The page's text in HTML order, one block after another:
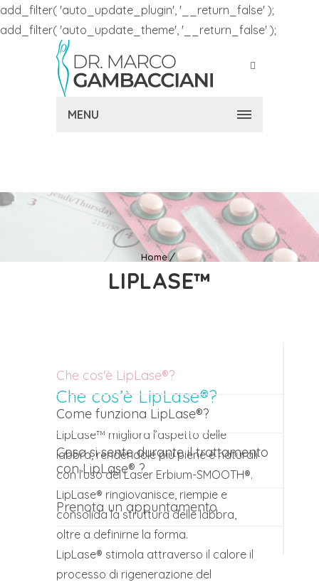
add_filter( 'auto_update_plugin', '__return_false' );
add_filter( 'auto_update_theme', '__return_false' );
MENU
Home
LIPLASE™
Che cos'è LipLase®?
Come funziona LipLase®?
Cosa si sente durante il trattamento
con LipLase® ?
Prenota un appuntamento
Che cos’è LipLase®?
LipLase™ migliora l’aspetto delle
labbra, rendendole più piene e naturali
con l’uso del Laser Erbium-SMOOTH®.
LipLase® ringiovanisce, riempie e
consolida la struttura delle labbra,
oltre a definirne la forma.
LipLase® stimola attraverso il calore il
processo di rigenerazione del